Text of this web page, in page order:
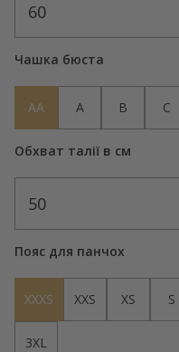
60
Чашка бюста
AA A B C
Обхват талії в см
50
Пояс для панчох
XXXS XXS XS S
3XL